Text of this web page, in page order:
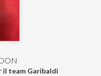
il team Garibaldi